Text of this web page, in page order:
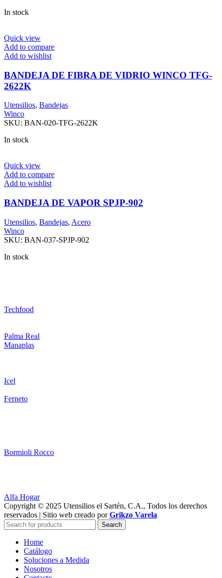
In stock
Quick view
Add to compare
Add to wishlist
BANDEJA DE FIBRA DE VIDRIO WINCO TFG-
2622K
Utensilios, Bandejas
Winco
SKU: BAN-020-TFG-2622K
In stock
Quick view
Add to compare
Add to wishlist
BANDEJA DE VAPOR SPJP-902
Utensilios, Bandejas, Acero
Winco
SKU: BAN-037-SPJP-902
In stock
Techfood
Palma Real
Manaplas
Icel
Ferneto
Bormioli Rocco
Alfa Hogar
Copyright © 2025 Utensilios el Sartén, C.A., Todos los derechos
reservados | Sitio web creado porGrikzo Varela
Search
Home
Catálogo
Soluciones a Medida
Nosotros